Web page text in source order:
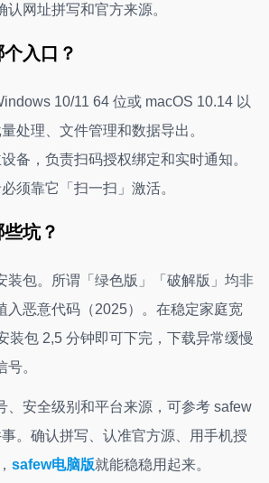
网址拼写和官方来源。
入口？
10/11 64 位或 macOS 10.14 以
处理、文件管理和数据导出。
设备，负责扫码授权绑定和实时通知。
须靠它「扫一扫」激活。
坑？
装包。所谓「绿色版」「破解版」均非
入恶意代码（2025）。在稳定家庭宽
装包 2,5 分钟即可下完，下载异常缓慢
。
、安全级别和平台来源，可参考 safew
。确认拼写、认准官方源、用手机授
safew电脑版就能稳稳用起来。